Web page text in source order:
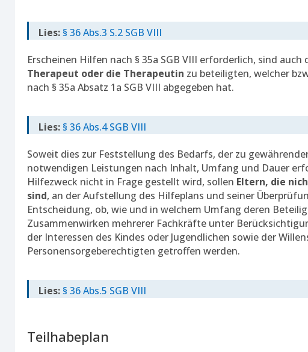
Lies:§ 36 Abs.3 S.2 SGB VIII
Erscheinen Hilfen nach § 35a SGB VIII erforderlich, sind auch
Therapeut oder die Therapeutin zu beteiligten, welcher
nach § 35a Absatz 1a SGB VIII abgegeben hat.
Lies:§ 36 Abs.4 SGB VIII
Soweit dies zur Feststellung des Bedarfs, der zu
notwendigen Leistungen nach Inhalt, Umfang und Dauer
Hilfezweck nicht in Frage gestellt wird, sollen Eltern, die
sind, an der Aufstellung des Hilfeplans und seiner
Entscheidung, ob, wie und in welchem Umfang deren
Zusammenwirken mehrerer Fachkräfte unter
der Interessen des Kindes oder Jugendlichen sowie der
Personensorgeberechtigten getroffen werden.
Lies:§ 36 Abs.5 SGB VIII
Teilhabeplan